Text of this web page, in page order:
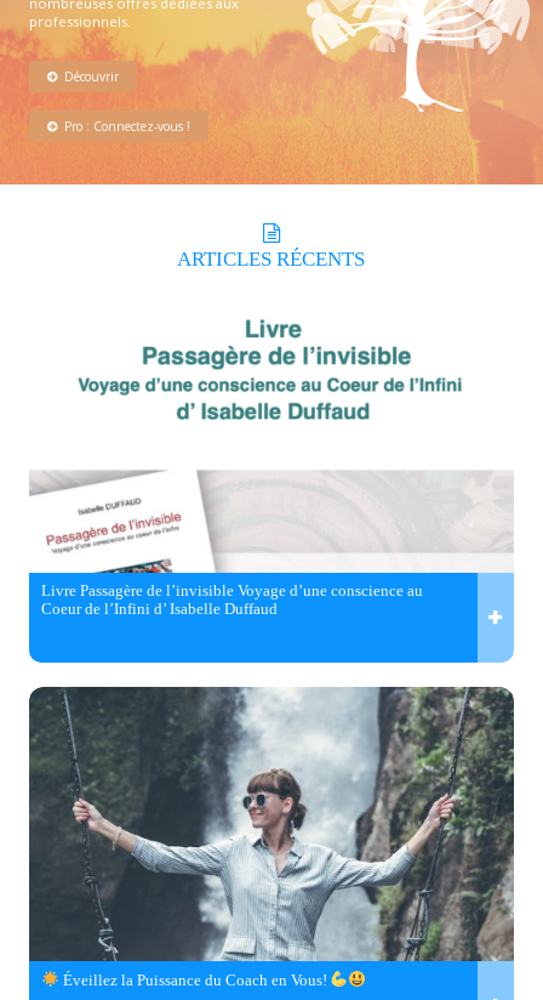
professionnels.
Découvrir
Pro : Connectez-vous !
ARTICLES RÉCENTS
Livre Passagère de l’invisible Voyage d’une conscience au
Coeur de l’Infini d’ Isabelle Duffaud
Éveillez la Puissance du Coach en Vous!